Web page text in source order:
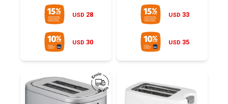
USD 28
USD 30
USD 33
USD 35